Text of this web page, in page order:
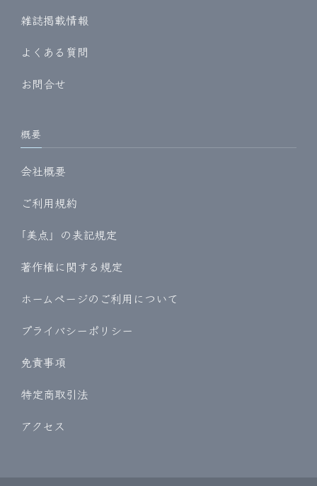
雑誌掲載情報
よくある質問
お問合せ
概要
会社概要
ご利用規約
｢美点」の表記規定
著作権に関する規定
ホームページのご利用について
プライバシーポリシー
免責事項
特定商取引法
アクセス